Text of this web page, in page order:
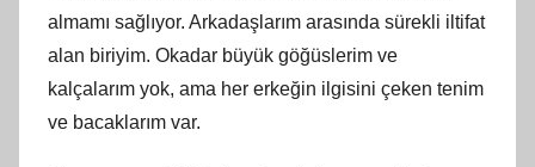
almamı sağlıyor. Arkadaşlarım arasında sürekli iltifat
alan biriyim. Okadar büyük göğüslerim ve
kalçalarım yok, ama her erkeğin ilgisini çeken tenim
ve bacaklarım var.